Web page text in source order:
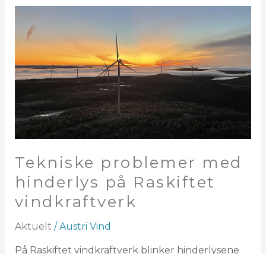
Tekniske problemer med
hinderlys på Raskiftet
vindkraftverk
Aktuelt / Austri Vind
På Raskiftet vindkraftverk blinker hinderlysene
problemer
med
hinderlys
på
vindkraftverk